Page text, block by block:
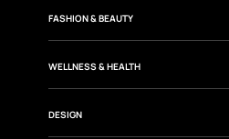
FASHION & BEAUTY
WELLNESS & HEALTH
DESIGN